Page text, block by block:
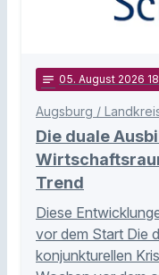
notes 05. August 2026
Augsburg /
Die duale
Trend
Diese
vor dem Start Die
konjunkturellen